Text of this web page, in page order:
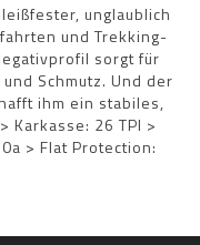
unglaublich
und Trekking-
sorgt für
Schmutz. Und der
ihm ein stabiles,
Karkasse: 26 TPI >
> Flat Protection: